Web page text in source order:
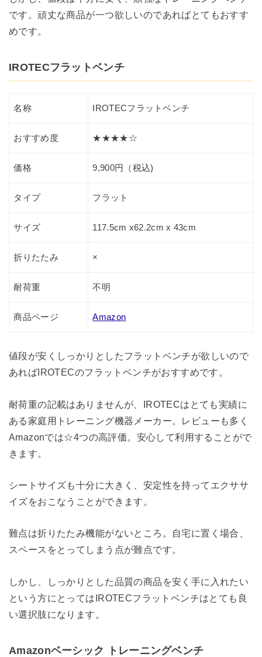
です。頑丈な商品が一つ欲しいのであればとてもおすす
めです。
IROTECフラットベンチ
名称 IROTECフラットベンチ
おすすめ度 ★★★★☆
価格 9,900円（税込)
タイプ フラット
サイズ 117.5cm x62.2cm x 43cm
折りたたみ ×
耐荷重 不明
商品ページ Amazon
値段が安くしっかりとしたフラットベンチが欲しいので
あればIROTECのフラットベンチがおすすめです。
耐荷重の記載はありませんが、IROTECはとても実績に
ある家庭用トレーニング機器メーカー。レビューも多く
Amazonでは☆4つの高評価。安心して利用することがで
きます。
シートサイズも十分に大きく、安定性を持ってエクササ
イズをおこなうことができます。
難点は折りたたみ機能がないところ。自宅に置く場合、
スペースをとってしまう点が難点です。
しかし、しっかりとした品質の商品を安く手に入れたい
という方にとってはIROTECフラットベンチはとても良
い選択肢になります。
Amazonベーシック トレーニングベンチ